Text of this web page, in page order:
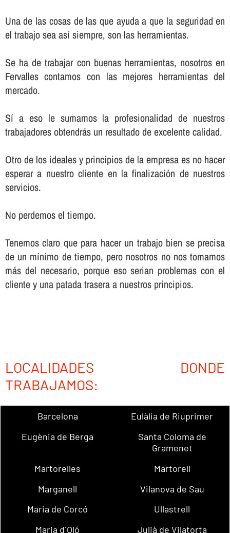
Una de las cosas de las que ayuda a que la seguridad en
el trabajo sea así­ siempre, son las herramientas.
Se ha de trabajar con buenas herramientas, nosotros en
Fervalles contamos con las mejores herramientas del
mercado.
Sí­ a eso le sumamos la profesionalidad de nuestros
trabajadores obtendrás un resultado de excelente calidad.
Otro de los ideales y principios de la empresa es no hacer
esperar a nuestro cliente en la finalización de nuestros
servicios.
No perdemos el tiempo.
Tenemos claro que para hacer un trabajo bien se precisa
de un mí­nimo de tiempo, pero nosotros no nos tomamos
más del necesario, porque eso serian problemas con el
cliente y una patada trasera a nuestros principios.
LOCALIDADES DONDE
TRABAJAMOS:
Barcelona
Eulàlia de Riuprimer
Eugènia de Berga
Santa Coloma de
Gramenet
Martorelles
Martorell
Marganell
Vilanova de Sau
Maria de Corcó
Ullastrell
Maria d´Oló
Julià de Vilatorta